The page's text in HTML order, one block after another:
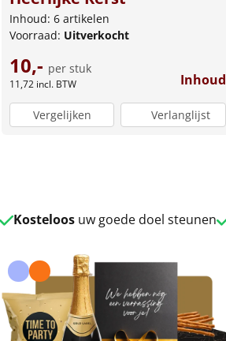
Inhoud: 6 artikelen
Voorraad: Uitverkocht
10,- per stuk
11,72 incl. BTW Inhoud
Vergelijken Verlanglijst
Kosteloosuw goede doel steunen